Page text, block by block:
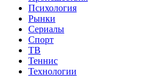
Психология
Рынки
Сериалы
Спорт
ТВ
Теннис
Технологии